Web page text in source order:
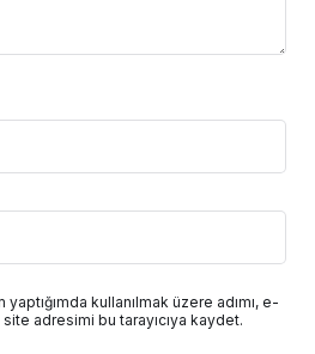
kullanılmak üzere adımı, e-
adresimi bu tarayıcıya kaydet.